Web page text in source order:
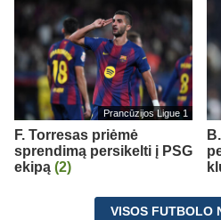
Prancūzijos Ligue 1
F. Torresas priėmė
sprendimą persikelti į PSG
ekipą (2)
VISOS FUTBOLO